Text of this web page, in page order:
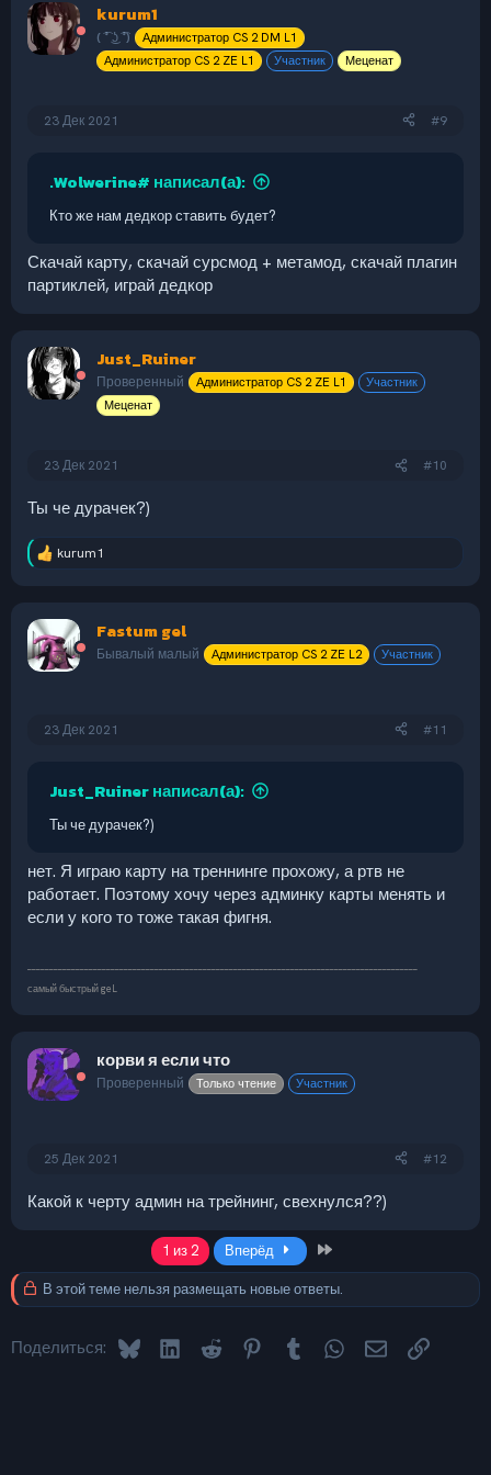
Почему Вы решили стать админом:
поломки такие, как: не работает ртв ну и типо того.
_______________________________________________________________________
самый быстрый geL
kurum1
( ͡° ͜ʖ ͡°)
Администратор CS 2 DM L1
Администратор CS 2 ZE L1
Участник Меценат
23 Дек 2021 #9
.Wolwerine# написал(а):
Кто же нам дедкор ставить будет?
Скачай карту, скачай сурсмод + метамод, скачай плагин
партиклей, играй дедкор
Just_Ruiner
Проверенный Администратор CS 2 ZE L1
Участник
Меценат
23 Дек 2021 #10
Ты че дурачек?)
Р
ц
и
и
kurum1
Fastum gel
Бывалый малый Администратор CS 2 ZE L2 Участник
23 Дек 2021 #11
Just_Ruiner написал(а):
Ты че дурачек?)
нет. Я играю карту на треннинге прохожу, а ртв не
работает. Поэтому хочу через админку карты менять и
если у кого то тоже такая фигня.
самый быстрый geL
корви я если что
Проверенный Только чтение Участник
25 Дек 2021 #12
Какой к черту админ на трейнинг, свехнулся??)
1 из 2 Вперёд
В этой теме нельзя размещать новые ответы.
Поделиться: Bluesky LinkedInReddit PinterestTumblr WhatsApp
Электронная
Ссылка